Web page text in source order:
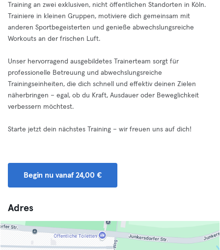
Training an zwei exklusiven, nicht öffentlichen Standorten in Köln.
Trainiere in kleinen Gruppen, motiviere dich gemeinsam mit
anderen Sportbegeisterten und genieße abwechslungsreiche
Workouts an der frischen Luft.
Unser hervorragend ausgebildetes Trainerteam sorgt für
professionelle Betreuung und abwechslungsreiche
Trainingseinheiten, die dich schnell und effektiv deinen Zielen
näherbringen – egal, ob du Kraft, Ausdauer oder Beweglichkeit
verbessern möchtest.
Starte jetzt dein nächstes Training – wir freuen uns auf dich!
Begin nu vanaf 24,00 €
Adres